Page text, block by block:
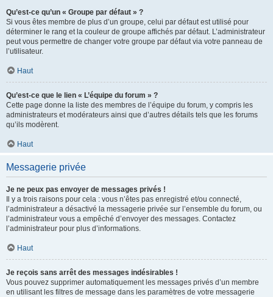
Qu’est-ce qu’un « Groupe par défaut » ?
Si vous êtes membre de plus d’un groupe, celui par défaut est utilisé pour
déterminer le rang et la couleur de groupe affichés par défaut. L’administrateur
peut vous permettre de changer votre groupe par défaut via votre panneau de
l’utilisateur.
Haut
Qu’est-ce que le lien « L’équipe du forum » ?
Cette page donne la liste des membres de l’équipe du forum, y compris les
administrateurs et modérateurs ainsi que d’autres détails tels que les forums
qu’ils modèrent.
Haut
Messagerie privée
Je ne peux pas envoyer de messages privés !
Il y a trois raisons pour cela : vous n’êtes pas enregistré et/ou connecté,
l’administrateur a désactivé la messagerie privée sur l’ensemble du forum, ou
l’administrateur vous a empêché d’envoyer des messages. Contactez
l’administrateur pour plus d’informations.
Haut
Je reçois sans arrêt des messages indésirables !
Vous pouvez supprimer automatiquement les messages privés d’un membre
en utilisant les filtres de message dans les paramètres de votre messagerie